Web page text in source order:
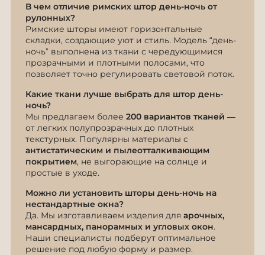
В чем отличие римских штор день-ночь от
рулонных?
Римские шторы имеют горизонтальные
складки, создающие уют и стиль. Модель “день-
ночь” выполнена из ткани с чередующимися
прозрачными и плотными полосами, что
позволяет точно регулировать световой поток.
Какие ткани лучше выбрать для штор день-
ночь?
Мы предлагаем более 200 вариантов тканей —
от легких полупрозрачных до плотных
текстурных. Популярны материалы с
антистатическим и пылеотталкивающим
покрытием, не выгорающие на солнце и
простые в уходе.
Можно ли установить шторы день-ночь на
нестандартные окна?
Да. Мы изготавливаем изделия для арочных,
мансардных, панорамных и угловых окон.
Наши специалисты подберут оптимальное
решение под любую форму и размер.